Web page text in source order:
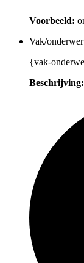
Voorbeeld:
Vak/
{vak-
Beschrijving: